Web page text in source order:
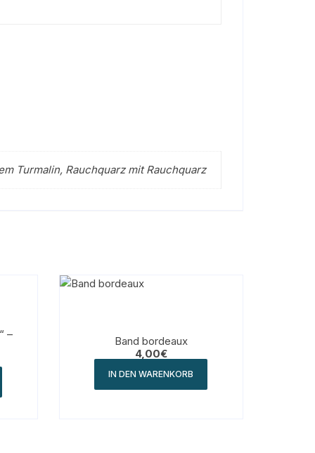
Turmalin, Rauchquarz mit Rauchquarz
–
Band bordeaux
4,00€
IN DEN WARENKORB